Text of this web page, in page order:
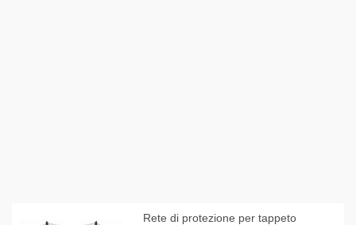
Rete di protezione per tappeto